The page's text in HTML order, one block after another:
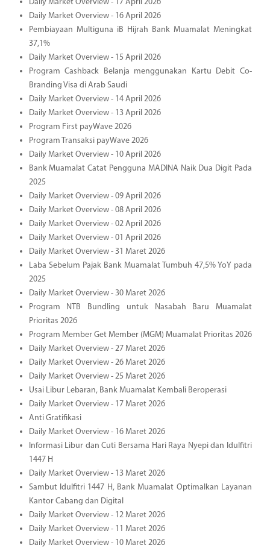
Daily Market Overview - 17 April 2026
Daily Market Overview - 16 April 2026
Pembiayaan Multiguna iB Hijrah Bank Muamalat Meningkat
37,1%
Daily Market Overview - 15 April 2026
Program Cashback Belanja menggunakan Kartu Debit Co-
Branding Visa di Arab Saudi
Daily Market Overview - 14 April 2026
Daily Market Overview - 13 April 2026
Program First payWave 2026
Program Transaksi payWave 2026
Daily Market Overview - 10 April 2026
Bank Muamalat Catat Pengguna MADINA Naik Dua Digit Pada
2025
Daily Market Overview - 09 April 2026
Daily Market Overview - 08 April 2026
Daily Market Overview - 02 April 2026
Daily Market Overview - 01 April 2026
Daily Market Overview - 31 Maret 2026
Laba Sebelum Pajak Bank Muamalat Tumbuh 47,5% YoY pada
2025
Daily Market Overview - 30 Maret 2026
Program NTB Bundling untuk Nasabah Baru Muamalat
Prioritas 2026
Program Member Get Member (MGM) Muamalat Prioritas 2026
Daily Market Overview - 27 Maret 2026
Daily Market Overview - 26 Maret 2026
Daily Market Overview - 25 Maret 2026
Usai Libur Lebaran, Bank Muamalat Kembali Beroperasi
Daily Market Overview - 17 Maret 2026
Anti Gratifikasi
Daily Market Overview - 16 Maret 2026
Informasi Libur dan Cuti Bersama Hari Raya Nyepi dan Idulfitri
1447 H
Daily Market Overview - 13 Maret 2026
Sambut Idulfitri 1447 H, Bank Muamalat Optimalkan Layanan
Kantor Cabang dan Digital
Daily Market Overview - 12 Maret 2026
Daily Market Overview - 11 Maret 2026
Daily Market Overview - 10 Maret 2026